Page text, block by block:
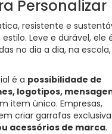
Personalizar
resistente e
Leve e durável, ele
no dia a dia, na escola,
é a possibilidade de
logotipos,
item único. Empresas,
criar garrafas
acessórios de marca.